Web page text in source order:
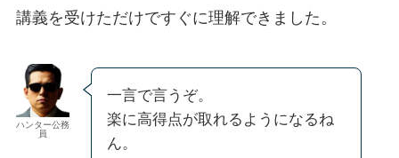
講義を受けただけですぐに理解できました。
ハンター公務
員
一言で言うぞ。
楽に高得点が取れるようになるね
ん。